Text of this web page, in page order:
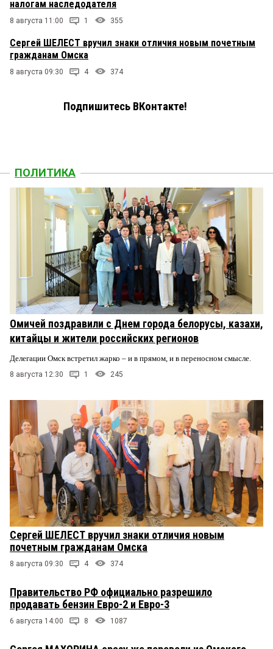
налогам наследодателя
8 августа 11:00 1 355
Сергей ШЕЛЕСТ вручил знаки отличия новым почетным
гражданам Омска
8 августа 09:30 4 374
Подпишитесь ВКонтакте!
ПОЛИТИКА
Омичей поздравили с Днем города белорусы, казахи,
китайцы и жители российских регионов
Делегации Омск встретил жарко – и в прямом, и в переносном смысле.
8 августа 12:30 1 245
Сергей ШЕЛЕСТ вручил знаки отличия новым
почетным гражданам Омска
8 августа 09:30 4 374
Правительство РФ официально разрешило
продавать бензин Евро-2 и Евро-3
6 августа 14:00 8 1087